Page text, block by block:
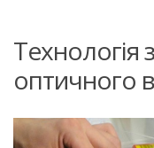
Технологія
оптичного